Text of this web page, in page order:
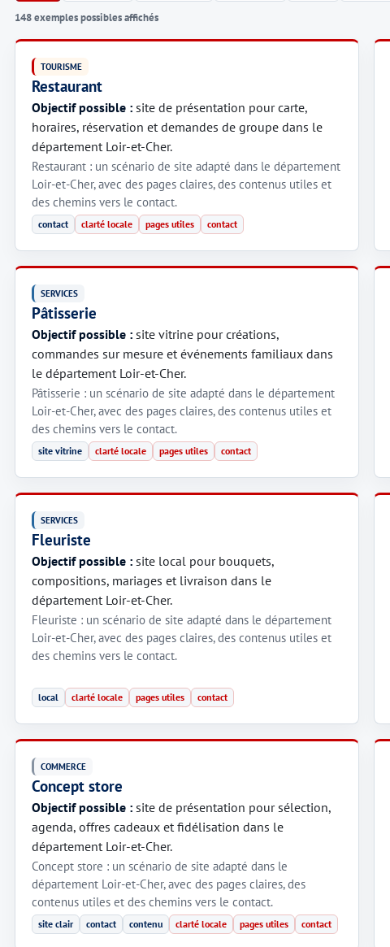
148 exemples possibles affichés
TOURISME
Restaurant
Objectif possible : site de présentation pour carte,
horaires, réservation et demandes de groupe dans le
département Loir-et-Cher.
Restaurant : un scénario de site adapté dans le département
Loir-et-Cher, avec des pages claires, des contenus utiles et
des chemins vers le contact.
contact clarté locale pages utiles contact
SERVICES
Pâtisserie
Objectif possible : site vitrine pour créations,
commandes sur mesure et événements familiaux dans
le département Loir-et-Cher.
Pâtisserie : un scénario de site adapté dans le département
Loir-et-Cher, avec des pages claires, des contenus utiles et
des chemins vers le contact.
site vitrine clarté locale pages utiles contact
SERVICES
Fleuriste
Objectif possible : site local pour bouquets,
compositions, mariages et livraison dans le
département Loir-et-Cher.
Fleuriste : un scénario de site adapté dans le département
Loir-et-Cher, avec des pages claires, des contenus utiles et
des chemins vers le contact.
local clarté locale pages utiles contact
COMMERCE
Concept store
Objectif possible : site de présentation pour sélection,
agenda, offres cadeaux et fidélisation dans le
département Loir-et-Cher.
Concept store : un scénario de site adapté dans le
département Loir-et-Cher, avec des pages claires, des
contenus utiles et des chemins vers le contact.
site clair contact contenu clarté locale pages utiles contact